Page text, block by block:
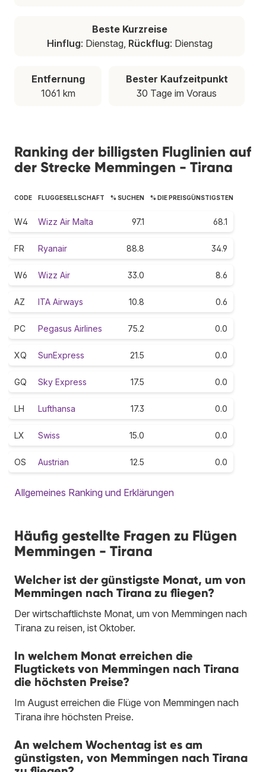
Beste Kurzreise
Hinflug: Dienstag, Rückflug: Dienstag
Entfernung
1061 km
Bester Kaufzeitpunkt
30 Tage im Voraus
Ranking der billigsten Fluglinien auf
der Strecke Memmingen - Tirana
CODE FLUGGESELLSCHAFT % SUCHEN % DIE PREISGÜNSTIGSTEN
W4 Wizz Air Malta 97.1 68.1
FR Ryanair 88.8 34.9
W6 Wizz Air 33.0 8.6
AZ ITA Airways 10.8 0.6
PC Pegasus Airlines 75.2 0.0
XQ SunExpress 21.5 0.0
GQ Sky Express 17.5 0.0
LH Lufthansa 17.3 0.0
LX Swiss 15.0 0.0
OS Austrian 12.5 0.0
Allgemeines Ranking und Erklärungen
Häufig gestellte Fragen zu Flügen
Memmingen - Tirana
Welcher ist der günstigste Monat, um von
Memmingen nach Tirana zu fliegen?
Der wirtschaftlichste Monat, um von Memmingen nach
Tirana zu reisen, ist Oktober.
In welchem Monat erreichen die
Flugtickets von Memmingen nach Tirana
die höchsten Preise?
Im August erreichen die Flüge von Memmingen nach
Tirana ihre höchsten Preise.
An welchem Wochentag ist es am
günstigsten, von Memmingen nach Tirana